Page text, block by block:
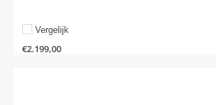
€2.199,00
Vergelijk